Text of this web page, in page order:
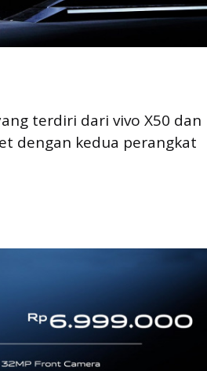
terdiri dari vivo X50 dan
dengan kedua perangkat